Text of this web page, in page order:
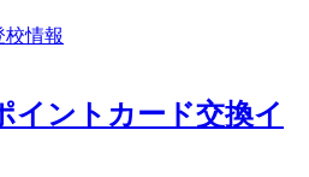
校情報
イントカード交換イ